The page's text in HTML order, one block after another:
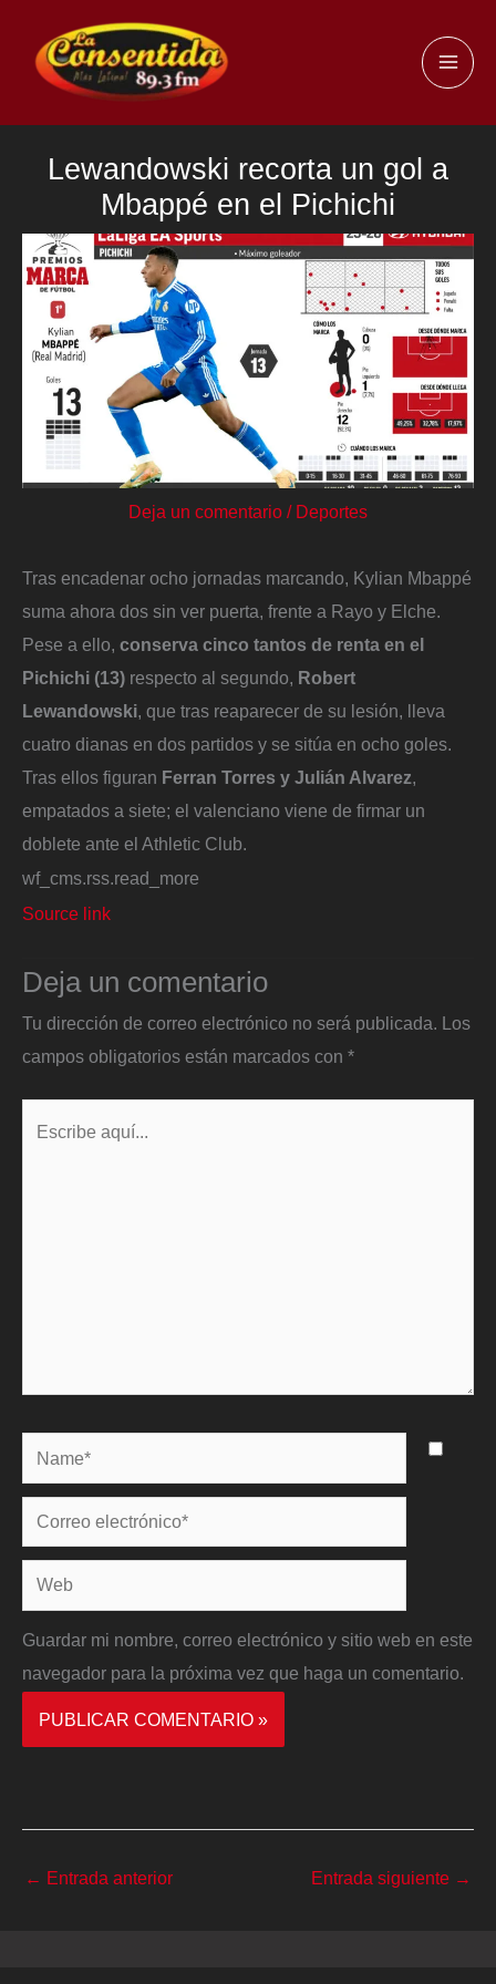
contenido
Lewandowski recorta un gol a
Mbappé en el Pichichi
Deja un comentario / Deportes
Tras encadenar ocho jornadas marcando, Kylian Mbappé
suma ahora dos sin ver puerta, frente a Rayo y Elche.
Pese a ello, conserva cinco tantos de renta en el
Pichichi (13) respecto al segundo, Robert
Lewandowski, que tras reaparecer de su lesión, lleva
cuatro dianas en dos partidos y se sitúa en ocho goles.
Tras ellos figuran Ferran Torres y Julián Alvarez,
empatados a siete; el valenciano viene de firmar un
doblete ante el Athletic Club.
wf_cms.rss.read_more
Source link
Deja un comentario
Tu dirección de correo electrónico no será publicada. Los
campos obligatorios están marcados con *
Name*
Correo
electrónico*
Web
Guardar mi nombre, correo electrónico y sitio web en este
navegador para la próxima vez que haga un comentario.
← Entrada anterior Entrada siguiente →